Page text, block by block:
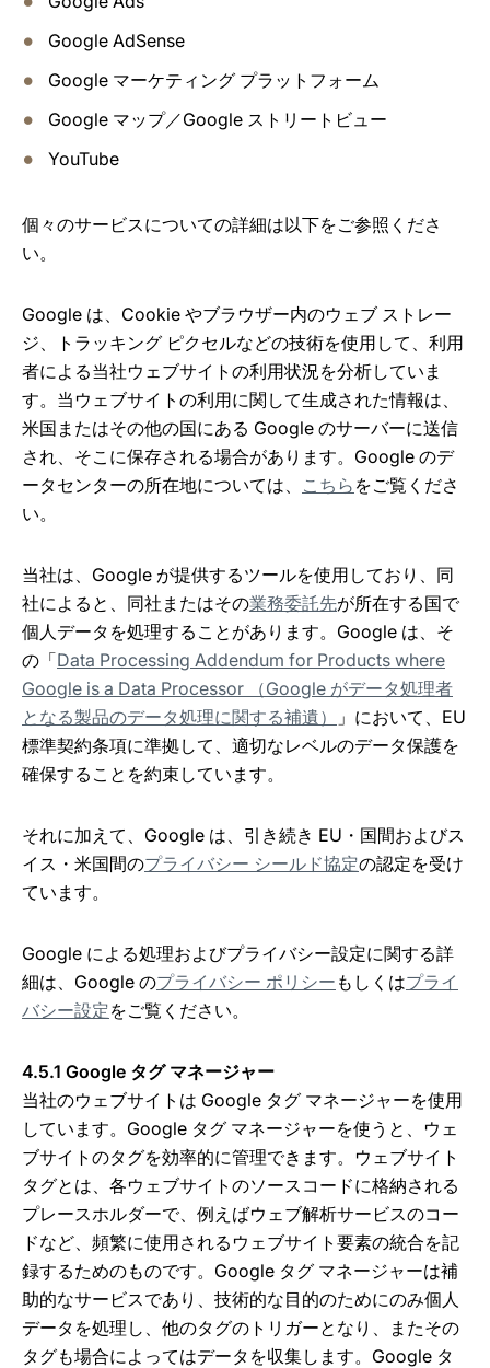
Google AdSense
Google マーケティング プラットフォーム
Google マップ／Google ストリートビュー
YouTube
個々のサービスについての詳細は以下をご参照くださ
い。
Google は、Cookie やブラウザー内のウェブ ストレー
ジ、トラッキング ピクセルなどの技術を使用して、利用
者による当社ウェブサイトの利用状況を分析していま
す。当ウェブサイトの利用に関して生成された情報は、
米国またはその他の国にある Google のサーバーに送信
され、そこに保存される場合があります。Google のデ
ータセンターの所在地については、 こちら をご覧くださ
い。
当社は、Google が提供するツールを使用しており、同
社によると、同社またはその業務委託先が所在する国で
個人データを処理することがあります。Google は、そ
の「Data Processing Addendum for Products where
Google is a Data Processor （Google がデータ処理者
となる製品のデータ処理に関する補遺）
」において、EU
標準契約条項に準拠して、適切なレベルのデータ保護を
確保することを約束しています。
それに加えて、Google は、引き続き EU・国間およびス
イス・米国間のプライバシー シールド協定の認定を受け
ています。
Google による処理およびプライバシー設定に関する詳
細は、Google のプライバシー ポリシー もしくはプライ
バシー設定をご覧ください。
4.5.1 Google タグ マネージャー
当社のウェブサイトは Google タグ マネージャーを使用
しています。Google タグ マネージャーを使うと、ウェ
ブサイトのタグを効率的に管理できます。ウェブサイト
タグとは、各ウェブサイトのソースコードに格納される
プレースホルダーで、例えばウェブ解析サービスのコー
ドなど、頻繁に使用されるウェブサイト要素の統合を記
録するためのものです。Google タグ マネージャーは補
助的なサービスであり、技術的な目的のためにのみ個人
データを処理し、他のタグのトリガーとなり、またその
タグも場合によってはデータを収集します。Google タ